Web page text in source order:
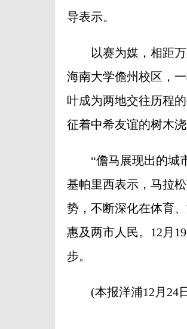
导表示。
以赛为媒，相距万
海南大学儋州校区，
叶成为两地交往历程
征着中希友谊的树木浇
“儋马展现出的城市
基帕里西表示，马拉
势，不断深化在体育
惠及两市人民。12月
步。
(本报洋浦12月24